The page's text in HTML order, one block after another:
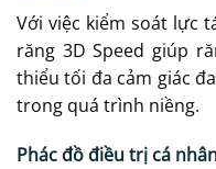
Với việc kiểm soát lực
răng 3D Speed giúp
thiểu tối đa cảm giác
trong quá trình niềng.
Phác đồ điều trị cá